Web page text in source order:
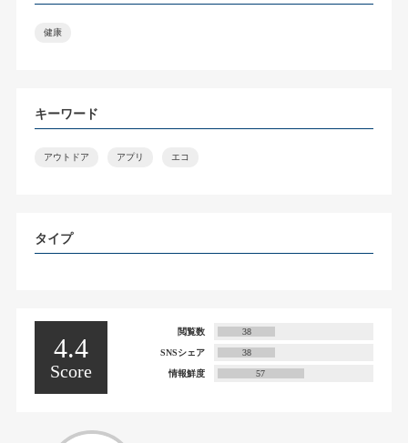
健康
キーワード
アウトドア アプリ エコ
タイプ
4.4
Score
閲覧数 38
SNSシェア 38
情報鮮度 57